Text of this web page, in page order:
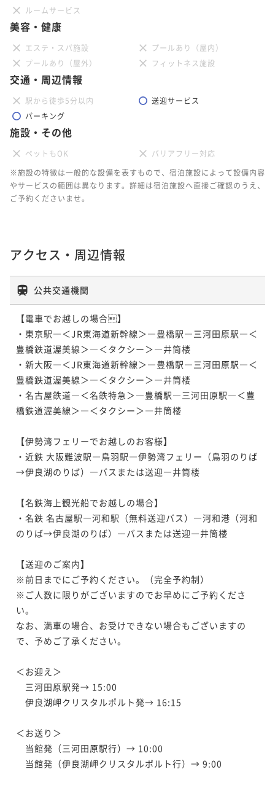
ルームサービス
美容・健康
エステ・スパ施設
プールあり（屋内）
プールあり（屋外）
フィットネス施設
交通・周辺情報
駅から徒歩5分以内
送迎サービス
パーキング
施設・その他
ペットもOK
バリアフリー対応
※施設の特徴は一般的な設備を表すもので、宿泊施設によって設備内容
やサービスの範囲は異なります。詳細は宿泊施設へ直接ご確認のうえ、
ご予約くださいませ。
アクセス・周辺情報
公共交通機関
【電車でお越しの場合】
・東京駅―＜JR東海道新幹線＞―豊橋駅―三河田原駅―＜
豊橋鉄道渥美線＞―＜タクシー＞―井筒楼
・新大阪―＜JR東海道新幹線＞―豊橋駅―三河田原駅―＜
豊橋鉄道渥美線＞―＜タクシー＞―井筒楼
・名古屋鉄道―＜名鉄特急＞―豊橋駅―三河田原駅―＜豊
橋鉄道渥美線＞―＜タクシー＞―井筒楼
【伊勢湾フェリーでお越しのお客様】
・近鉄 大阪難波駅―鳥羽駅―伊勢湾フェリー（鳥羽のりば
→伊良湖のりば）―バスまたは送迎―井筒楼
【名鉄海上観光船でお越しの場合】
・名鉄 名古屋駅―河和駅（無料送迎バス）―河和港（河和
のりば→伊良湖のりば）―バスまたは送迎―井筒楼
【送迎のご案内】
※前日までにご予約ください。（完全予約制）
※ご人数に限りがございますのでお早めにご予約くださ
い。
なお、満車の場合、お受けできない場合もございますの
で、予めご了承ください。
＜お迎え＞
三河田原駅発→ 15:00
伊良湖岬クリスタルポルト発→ 16:15
＜お送り＞
当館発（三河田原駅行）→ 10:00
当館発（伊良湖岬クリスタルポルト行）→ 9:00